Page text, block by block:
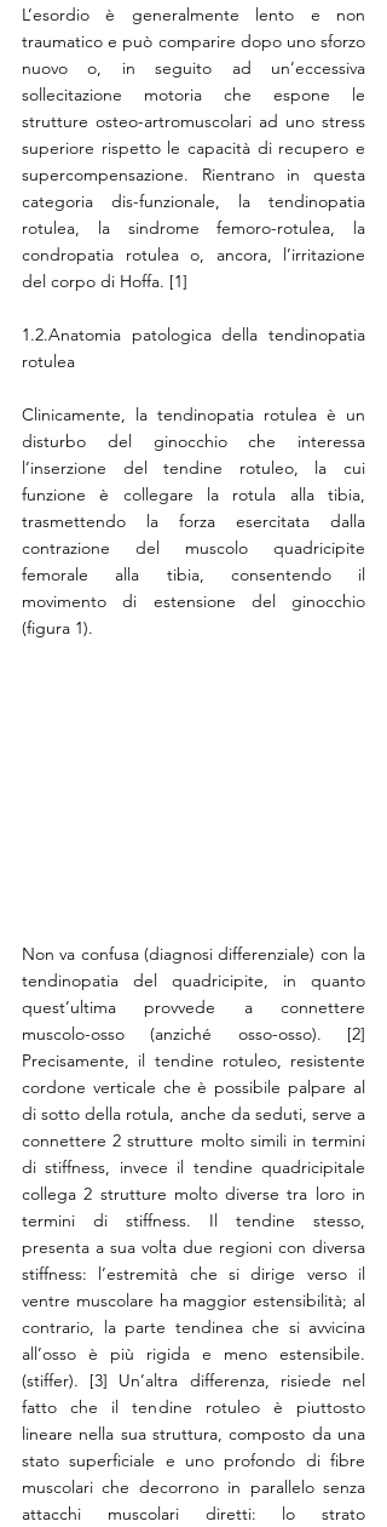
L’esordio è generalmente lento e non
traumatico e può comparire dopo uno sforzo
nuovo o, in seguito ad un’eccessiva
sollecitazione motoria che espone le
strutture osteo-artromuscolari ad uno stress
superiore rispetto le capacità di recupero e
supercompensazione. Rientrano in questa
categoria dis-funzionale, la tendinopatia
rotulea, la sindrome femoro-rotulea, la
condropatia rotulea o, ancora, l’irritazione
del corpo di Hoffa. [1]
1.2.Anatomia patologica della tendinopatia
rotulea
Clinicamente, la tendinopatia rotulea è un
disturbo del ginocchio che interessa
l’inserzione del tendine rotuleo, la cui
funzione è collegare la rotula alla tibia,
trasmettendo la forza esercitata dalla
contrazione del muscolo quadricipite
femorale alla tibia, consentendo il
movimento di estensione del ginocchio
(figura 1).
Non va confusa (diagnosi differenziale) con la
tendinopatia del quadricipite, in quanto
quest’ultima provvede a connettere
muscolo-osso (anziché osso-osso). [2]
Precisamente, il tendine rotuleo, resistente
cordone verticale che è possibile palpare al
di sotto della rotula, anche da seduti, serve a
connettere 2 strutture molto simili in termini
di stiffness, invece il tendine quadricipitale
collega 2 strutture molto diverse tra loro in
termini di stiffness. Il tendine stesso,
presenta a sua volta due regioni con diversa
stiffness: l’estremità che si dirige verso il
ventre muscolare ha maggior estensibilità; al
contrario, la parte tendinea che si avvicina
all’osso è più rigida e meno estensibile.
(stiffer). [3] Un’altra differenza, risiede nel
fatto che il tendine rotuleo è piuttosto
lineare nella sua struttura, composto da una
stato superficiale e uno profondo di fibre
muscolari che decorrono in parallelo senza
attacchi muscolari diretti: lo strato